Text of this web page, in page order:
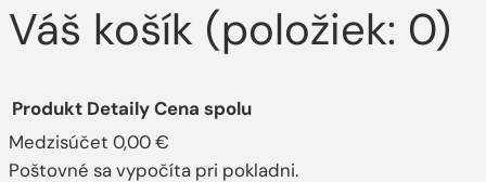
Váš košík (položiek: 0)
Produkt DetailyCena spolu
Medzisúčet 0,00 €
Poštovné sa vypočíta pri pokladni.